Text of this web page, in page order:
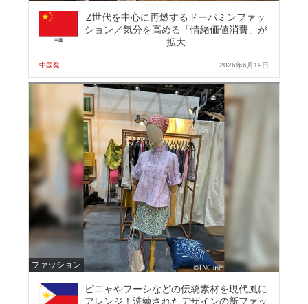
Z世代を中心に再燃するドーパミンファッ
ション／気分を高める「情緒価値消費」が
拡大
中国発 2026年6月19日
ファッション
ピニャやフーシなどの伝統素材を現代風に
アレンジ！洗練されたデザインの新ファッ